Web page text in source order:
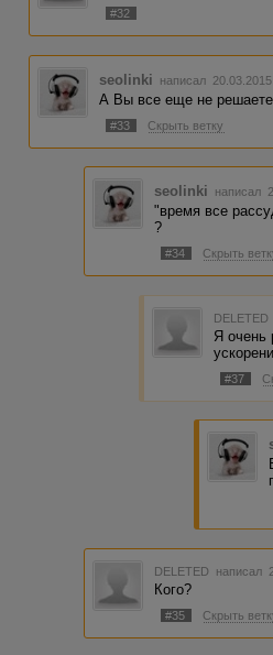
#32
seolinki написал
А Вы все еще не
#33 Скрыть ветку
seolinki написал
"время все
?
#34 Скрыть
DELETED
Я очень
#37
DELETED написал
Кого?
#35 Скрыть